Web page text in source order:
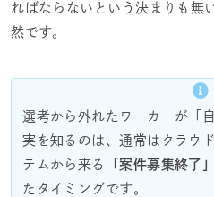
ればならないという決まりも無
然です。
選考から外れたワーカーが「
実を知るのは、通常はクラウ
テムから来る
「案件募集終了」
たタイミングです。